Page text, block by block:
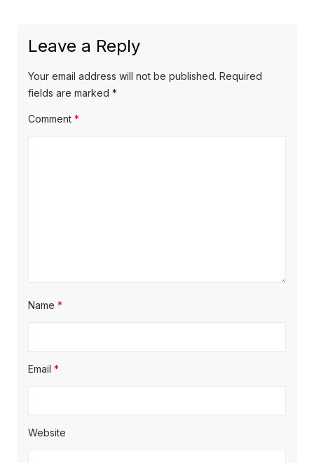
Leave a Reply
Your email address will not be published. Required
fields are marked *
Comment *
Name *
Email *
Website